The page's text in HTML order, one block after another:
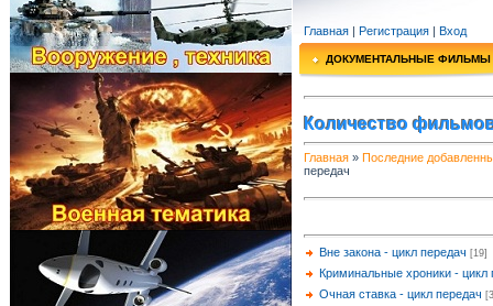
Главная | Регистрация | Вход
ДОКУМЕНТАЛЬНЫЕ ФИЛЬМЫ
Количество
Главная » Последние
передач
Вне закона - цикл передач [19]
Криминальные хроники - цикл
Очная ставка - цикл передач